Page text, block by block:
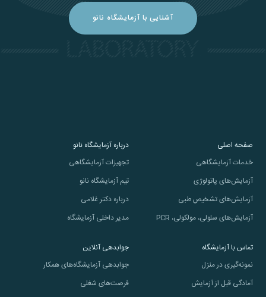
آشنایی با آزمایشگاه نانو
صفحه اصلی
خدمات آزمایشگاهی
آزمایش‌های پاتولوژی
آزمایش‌های تشخیص طبی
آزمایش‌های سلولی، مولکولی، PCR
درباره آزمایشگاه نانو
تجهیزات آزمایشگاهی
تیم آزمایشگاه نانو
درباره دکتر غلامی
مدیر داخلی آزمایشگاه
تماس با آزمایشگاه
نمونه‌گیری در منزل
آمادگی قبل از آزمایش
جوابدهی آنلاین
جوابدهی آزمایشگاه‌های همکار
فرصت‌های شغلی